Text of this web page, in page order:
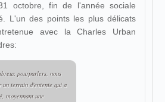
octobre, fin de l'année sociale
L'un des points les plus délicats
avec la Charles Urban
pourparlers, nous
un terrain d'entente qui a
moyennant une